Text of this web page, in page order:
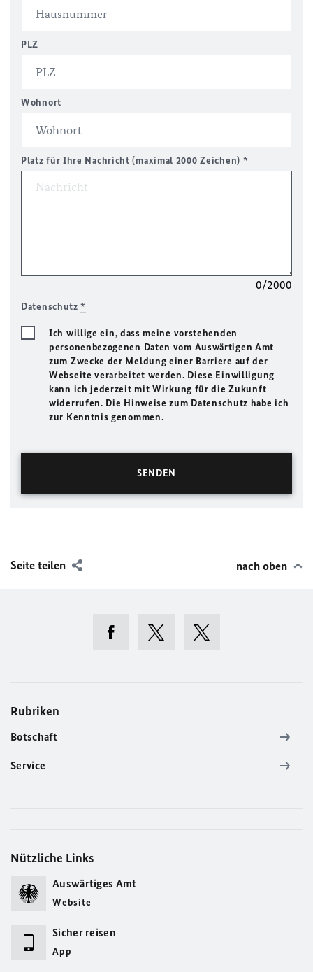
PLZ
Wohnort
Platz für Ihre Nachricht (maximal 2000 Zeichen) *
0/2000
Datenschutz*
Ich willige ein, dass meine vorstehenden
personenbezogenen Daten vom Auswärtigen Amt
zum Zwecke der Meldung einer Barriere auf der
Webseite verarbeitet werden. Diese Einwilligung
kann ich jederzeit mit Wirkung für die Zukunft
widerrufen. Die Hinweise zum Datenschutz habe ich
zur Kenntnis genommen.
Seite teilen nach oben
Rubriken
Botschaft
Service
Nützliche Links
Auswärtiges Amt
Website
Sicher reisen
App